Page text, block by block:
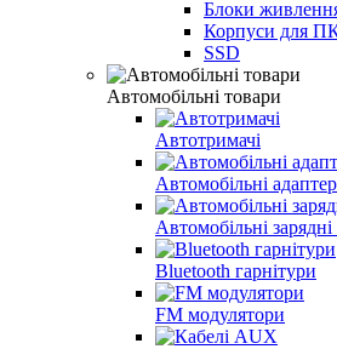
Блоки
Корпуси для
SSD
Автомобільні товари
Автотримачі
Автомобільні
Автомобільні
Bluetooth гарнітури
FM модулятори